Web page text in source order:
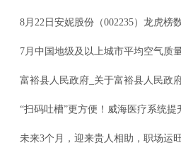
8月22日安妮股份（002235）龙虎榜
7月中国地级及以上城市平均空气质量优良
富裕县人民政府_关于富裕县人民政
“扫码吐槽”更方便！威海医疗系统提
未来3个月，迎来贵人相助，职场运旺，晋